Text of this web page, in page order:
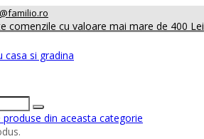
comenzile cu valoare mai mare de 400 Lei
din aceasta categorie